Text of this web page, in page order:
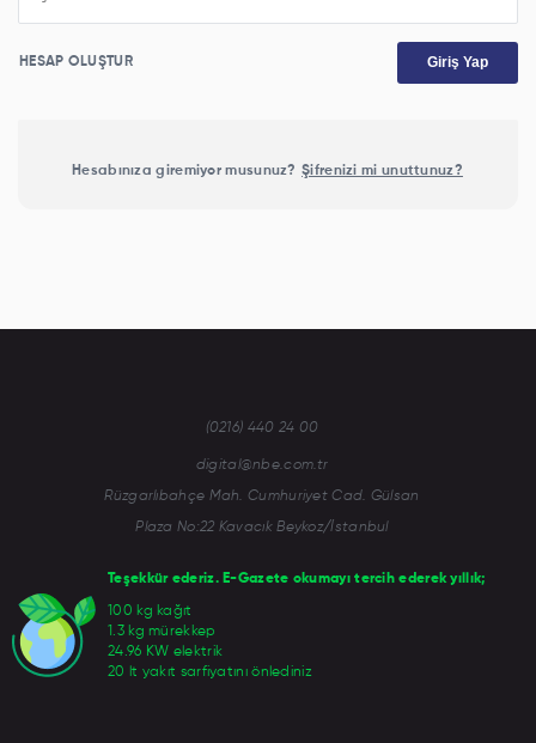
HESAP OLUŞTUR Giriş Yap
Hesabınıza giremiyor musunuz? Şifrenizi mi unuttunuz?
Teşekkür ederiz. E-Gazete okumayı tercih ederek yıllık;
100 kg kağıt
1.3 kg mürekkep
24.96 KW elektrik
20 lt yakıt sarfiyatını önlediniz
(0216) 440 24 00
digital@nbe.com.tr
Rüzgarlıbahçe Mah. Cumhuriyet Cad. Gülsan
Plaza No:22 Kavacık Beykoz/İstanbul